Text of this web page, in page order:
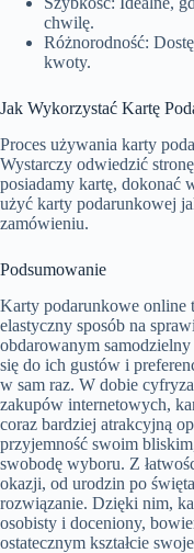
chwilę.
Różnorodność:
kwoty.
Jak Wykorzystać Kartę
Proces używania karty
Wystarczy odwiedzić
posiadamy kartę, dokonać
użyć karty podarunkowej
zamówieniu.
Podsumowanie
Karty podarunkowe online
elastyczny sposób na
obdarowanym
się do ich gustów i
w sam raz. W dobie
zakupów internetowych,
coraz bardziej atrakcyjną
przyjemność swoim
swobodę wyboru. Z
okazji, od urodzin po
rozwiązanie. Dzięki nim,
osobisty i doceniony,
ostatecznym kształcie